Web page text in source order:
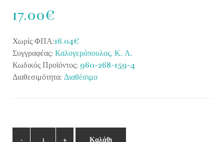
17.00€
Χωρίς ΦΠΑ:16.04€
Συγγραφέας: Καλογερόπουλος, Κ. Α.
Κωδικός Προϊόντος: 960-268-159-4
Διαθεσιμότητα: Διαθέσιμο
Καλάθι